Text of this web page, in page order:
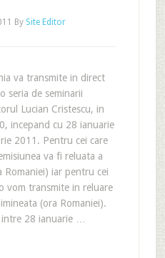
By Site Editor
va transmite in direct
seria de seminarii
Lucian Cristescu, in
incepand cu 28 ianuarie
2011. Pentru cei care
va fi reluata a
iar pentru cei
vom transmite in reluare
(ora Romaniei).
28 ianuarie …